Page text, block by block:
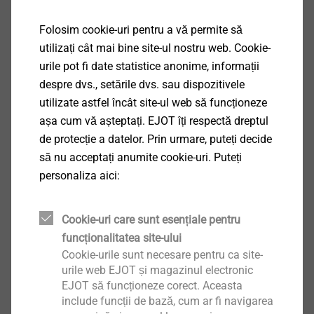
EJOT Chemical Anchor Engineering
Software-ul gratuit EJOT Chemical Anchor
Engineering permite calcularea ușoară a valorilor
pentru ancorele metalice și chimice.
Folosim cookie-uri pentru a vă permite să
utilizați cât mai bine site-ul nostru web. Cookie-
urile pot fi date statistice anonime, informații
despre dvs., setările dvs. sau dispozitivele
utilizate astfel încât site-ul web să funcționeze
așa cum vă așteptați. EJOT îți respectă dreptul
de protecție a datelor. Prin urmare, puteți decide
să nu acceptați anumite cookie-uri. Puteți
personaliza aici:
Cookie-uri care sunt esențiale pentru
funcționalitatea site-ului
Cookie-urile sunt necesare pentru ca site-
urile web EJOT și magazinul electronic
EJOT să funcționeze corect. Aceasta
include funcții de bază, cum ar fi navigarea